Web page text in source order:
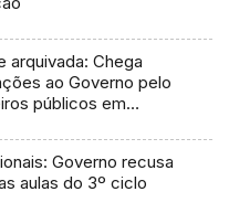
arquivada: Chega
ao Governo pelo
públicos em
Governo recusa
aulas do 3º ciclo